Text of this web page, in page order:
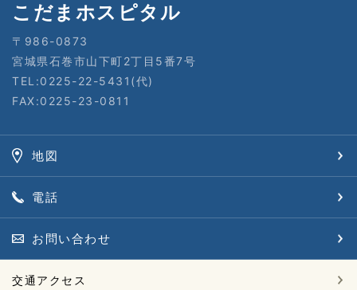
こだまホスピタル
〒986-0873
宮城県石巻市山下町2丁目5番7号
TEL:0225-22-5431(代)
FAX:0225-23-0811
地図
電話
お問い合わせ
交通アクセス